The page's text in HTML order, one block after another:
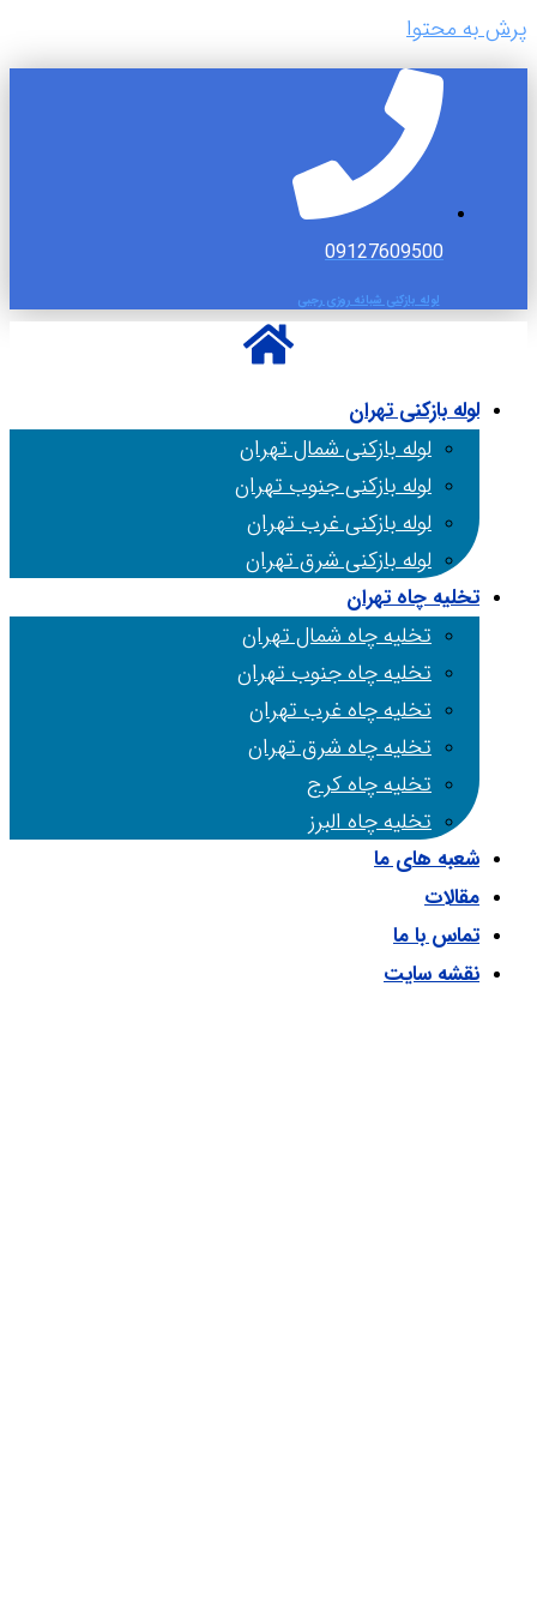
پرش به محتوا
09127609500
لوله بازکنی شبانه روزی رجبی
لوله بازکنی تهران
لوله بازکنی شمال تهران
لوله بازکنی جنوب تهران
لوله بازکنی غرب تهران
لوله بازکنی شرق تهران
تخلیه چاه تهران
تخلیه چاه شمال تهران
تخلیه چاه جنوب تهران
تخلیه چاه غرب تهران
تخلیه چاه شرق تهران
تخلیه چاه کرج
تخلیه چاه البرز
شعبه های ما
مقالات
تماس با ما
نقشه سایت